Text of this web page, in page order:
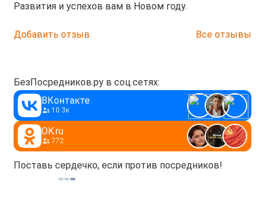
Развития и успехов вам в Новом году.
Добавить отзыв Все отзывы
БезПосредников.ру в соц.сетях:
ВКонтакте
10.3к
OK.ru
772
Поставь сердечко, если против посредников!